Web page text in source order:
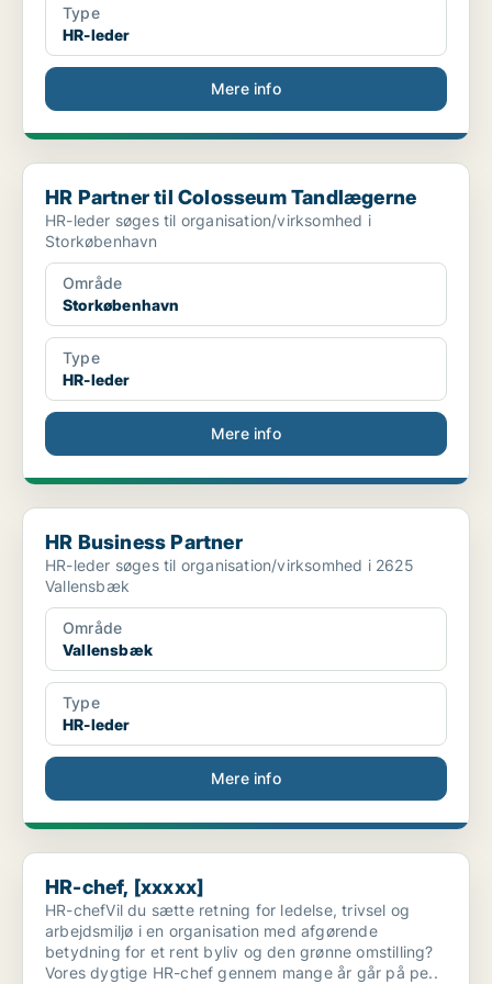
Type
HR-leder
Mere info
HR Partner til Colosseum Tandlægerne
HR Partner til Colosseum Tandlægerne
HR-leder søges til organisation/virksomhed i
Storkøbenhavn
Område
Storkøbenhavn
Type
HR-leder
Mere info
HR Business Partner
HR Business Partner
HR-leder søges til organisation/virksomhed i 2625
Vallensbæk
Område
Vallensbæk
Type
HR-leder
Mere info
HR-chef, [xxxxx]
HR-chef, [xxxxx]
HR-chefVil du sætte retning for ledelse, trivsel og
arbejdsmiljø i en organisation med afgørende
betydning for et rent byliv og den grønne omstilling?
Vores dygtige HR-chef gennem mange år går på pe..